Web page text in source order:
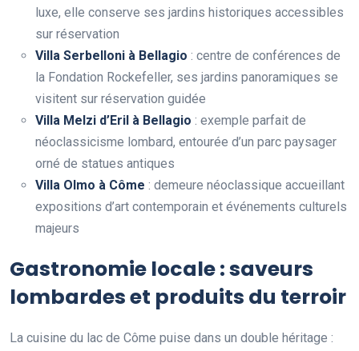
luxe, elle conserve ses jardins historiques accessibles
sur réservation
Villa Serbelloni à Bellagio : centre de conférences de
la Fondation Rockefeller, ses jardins panoramiques se
visitent sur réservation guidée
Villa Melzi d’Eril à Bellagio : exemple parfait de
néoclassicisme lombard, entourée d’un parc paysager
orné de statues antiques
Villa Olmo à Côme : demeure néoclassique accueillant
expositions d’art contemporain et événements culturels
majeurs
Gastronomie locale : saveurs
lombardes et produits du terroir
La cuisine du lac de Côme puise dans un double héritage :